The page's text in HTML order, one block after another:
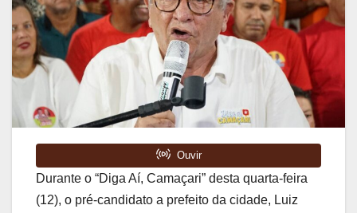
Durante o “Diga Aí, Camaçari” desta quarta-feira
(12), o pré-candidato a prefeito da cidade, Luiz